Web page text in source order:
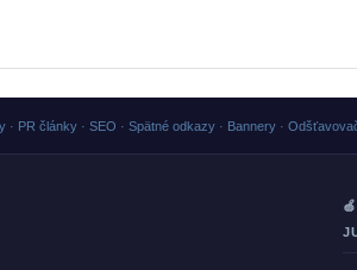
PR články · SEO · Spätné odkazy · Bannery ·